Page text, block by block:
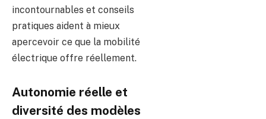
incontournables et conseils
pratiques aident à mieux
apercevoir ce que la mobilité
électrique offre réellement.
Autonomie réelle et
diversité des modèles